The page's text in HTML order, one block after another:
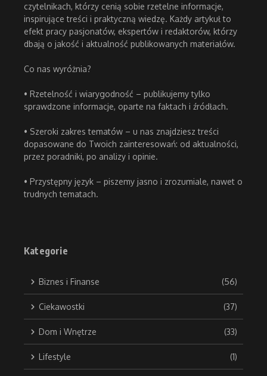
czytelnikach, którzy cenią sobie rzetelne informacje,
inspirujące treści i praktyczną wiedzę. Każdy artykuł to
efekt pracy pasjonatów, ekspertów i redaktorów, którzy
dbają o jakość i aktualność publikowanych materiałów.
Co nas wyróżnia?
• Rzetelność i wiarygodność – publikujemy tylko
sprawdzone informacje, oparte na faktach i źródłach.
• Szeroki zakres tematów – u nas znajdziesz treści
dopasowane do Twoich zainteresowań: od aktualności,
przez poradniki, po analizy i opinie.
• Przystępny język – piszemy jasno i zrozumiale, nawet o
trudnych tematach.
Kategorie
Biznes i Finanse (56)
Ciekawostki (37)
Dom i Wnętrze (33)
Lifestyle (1)